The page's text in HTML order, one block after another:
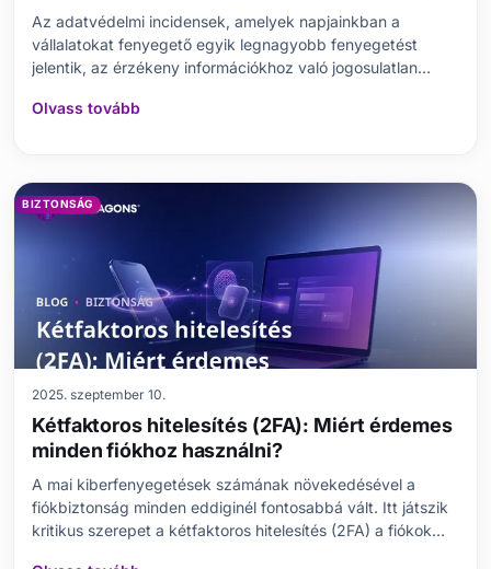
Az adatvédelmi incidensek, amelyek napjainkban a
vállalatokat fenyegető egyik legnagyobb fenyegetést
jelentik, az érzékeny információkhoz való jogosulatlan
részletesen megvizsgálja, hogy mik az adatvédelmi
Olvass tovább
BIZTONSÁG
2025. szeptember 10.
Kétfaktoros hitelesítés (2FA): Miért érdemes
minden fiókhoz használni?
A mai kiberfenyegetések számának növekedésével a
fiókbiztonság minden eddiginél fontosabbá vált. Itt játszik
kritikus szerepet a kétfaktoros hitelesítés (2FA) a fiókok